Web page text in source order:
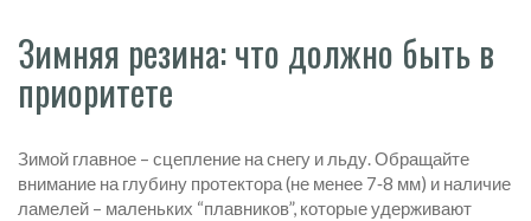
Зимняя резина: что должно быть в
приоритете
Зимой главное – сцепление на снегу и льду. Обращайте
внимание на глубину протектора (не менее 7‑8 мм) и наличие
ламелей – маленьких “плавников”, которые удерживают